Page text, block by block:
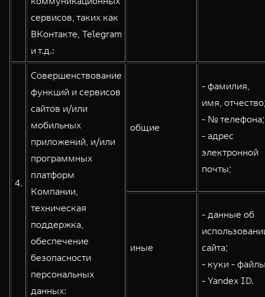
сервисов, таких как
ВКонтакте, Telegram
и т.д.:
4.
Совершенствование
функций и сервисов
сайтов и/или
мобильных
приложений, и/или
программных
платформ
Компании,
техническая
поддержка,
обеспечение
безопасности
персональных
данных:
общие
- фамилия,
имя,
- № телефона;
- адрес
электронной
почты;
иные
- данные об
сайта;
- куки -
- Yandex ID.